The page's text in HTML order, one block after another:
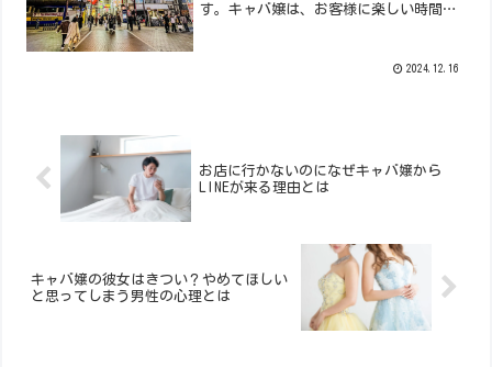
す。キャバ嬢は、お客様に楽しい時間を
あり、恋愛感情を売っているわけではあ
2024.12.16
お店に行かないのになぜキャバ嬢から
LINEが来る理由とは
キャバ嬢の彼女はきつい？やめてほしい
と思ってしまう男性の心理とは